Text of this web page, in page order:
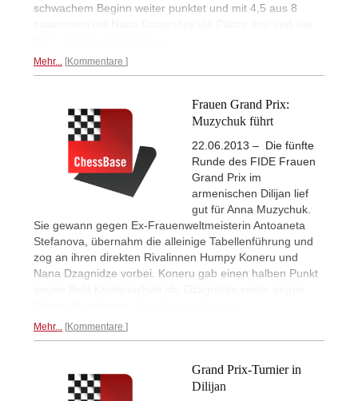
schwachem Beginn weiter punktet und mit 4,5 aus 8
Mehr... Kommentare
Frauen Grand Prix:
Muzychuk führt
22.06.2013 – Die fünfte
Runde des FIDE Frauen
Grand Prix im
armenischen Dilijan lief
gut für Anna Muzychuk.
Sie gewann gegen Ex-Frauenweltmeisterin Antoaneta
Stefanova, übernahm die alleinige Tabellenführung und
zog an ihren direkten Rivalinnen Humpy Koneru und
Nana Dzagnidze vorbei. Koneru gab einen halben Punkt
Mehr... Kommentare
Grand Prix-Turnier in
Dilijan